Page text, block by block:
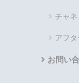
チャ
アフ
お問い